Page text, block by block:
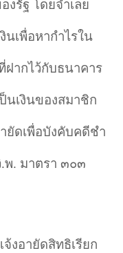
งรัฐ โดยจําเลย
นเพื่อหากําไรใน
ฝากไว้กับธนาคาร
นเงินของสมาชิก
ยัดเพื่อบังคับคดีชํา
พ. มาตรา ๓๐๓
งอายัดสิทธิเรียก